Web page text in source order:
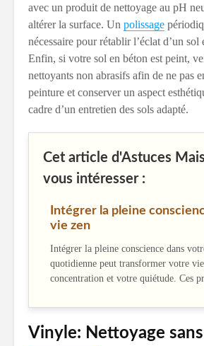
avec un produit de nettoyage au pH
altérer la surface. Un polissage
nécessaire pour rétablir l’éclat d’un sol
Enfin, si votre sol en béton est peint,
nettoyants non abrasifs afin de ne pas
peinture et conserver un aspect
cadre d’un entretien des sols adapté.
Cet article d'Astuces
vous intéresser :
Intégrer la pleine
vie zen
Intégrer la pleine conscience dans
quotidienne peut transformer votre
concentration et votre quiétude. Ces
Vinyle: Nettoyage